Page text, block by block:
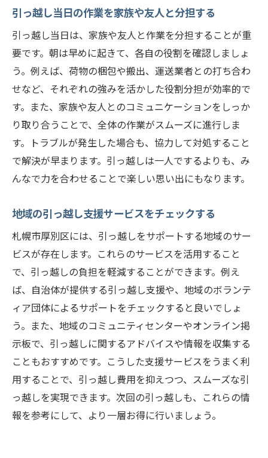
引っ越し当日の作業を家族や友人と分担する
引っ越し当日は、家族や友人と作業を分担することが重
要です。朝は早めに起きて、各自の役割を確認しましょ
う。例えば、荷物の梱包や搬出、運送業者との打ち合わ
せなど、それぞれの強みを活かした役割分担が効率的で
す。また、家族や友人とのコミュニケーションをしっか
り取り合うことで、全体の作業がスムーズに進行しま
す。トラブルが発生した場合も、協力して対処すること
で解決が早まります。引っ越しは一人でするよりも、み
んなで力を合わせることで楽しい思い出にもなります。
地域の引っ越し支援サービスをチェックする
札幌市厚別区には、引っ越しをサポートする地域のサー
ビスが存在します。これらのサービスを活用すること
で、引っ越しの負担を軽減することができます。例え
ば、自治体が提供する引っ越し支援や、地域のボランテ
ィア団体によるサポートをチェックすると良いでしょ
う。また、地域のコミュニティセンターやオンライン掲
示板で、引っ越しに関するアドバイスや情報を収集する
こともおすすめです。こうした支援サービスをうまく利
用することで、引っ越し費用を抑えつつ、スムーズな引
っ越しを実現できます。次回の引っ越しも、これらの情
報を参考にして、より一層お得に行いましょう。